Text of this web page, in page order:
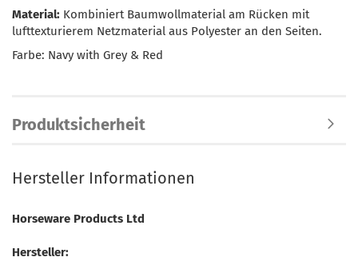
Material: Kombiniert Baumwollmaterial am Rücken mit
lufttexturierem Netzmaterial aus Polyester an den Seiten.
Farbe: Navy with Grey & Red
Produktsicherheit
Hersteller Informationen
Horseware Products Ltd
Hersteller: